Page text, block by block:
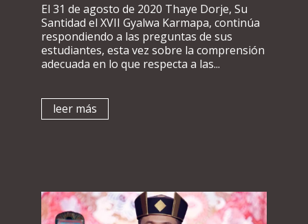
El 31 de agosto de 2020 Thaye Dorje, Su
Santidad el XVII Gyalwa Karmapa, continúa
respondiendo a las preguntas de sus
estudiantes, esta vez sobre la comprensión
adecuada en lo que respecta a las...
leer más